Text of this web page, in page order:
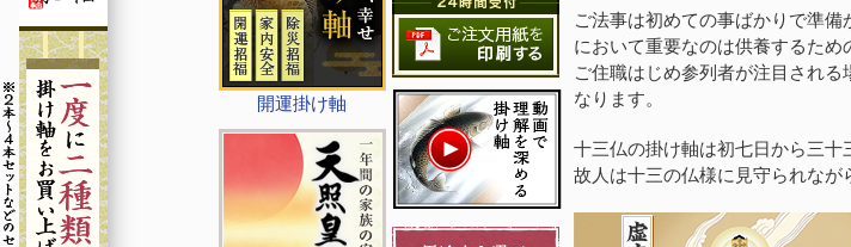
開運掛け軸
ご法事は初めての事ばかりで準
において重要なのは供養するため
ご住職はじめ参列者が注目され
なります。
十三仏の掛け軸は初七日から三十
故人は十三の仏様に見守られなが